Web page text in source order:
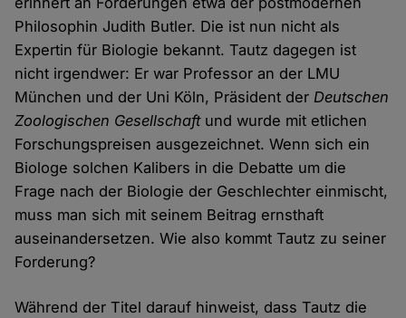
Philosophin Judith Butler. Die ist nun nicht als
Expertin für Biologie bekannt. Tautz dagegen ist
nicht irgendwer: Er war Professor an der LMU
München und der Uni Köln, Präsident derDeutschen
Zoologischen Gesellschaftund wurde mit etlichen
Forschungspreisen ausgezeichnet. Wenn sich ein
Biologe solchen Kalibers in die Debatte um die
Frage nach der Biologie der Geschlechter einmischt,
muss man sich mit seinem Beitrag ernsthaft
auseinandersetzen. Wie also kommt Tautz zu seiner
Forderung?
Während der Titel darauf hinweist, dass Tautz die